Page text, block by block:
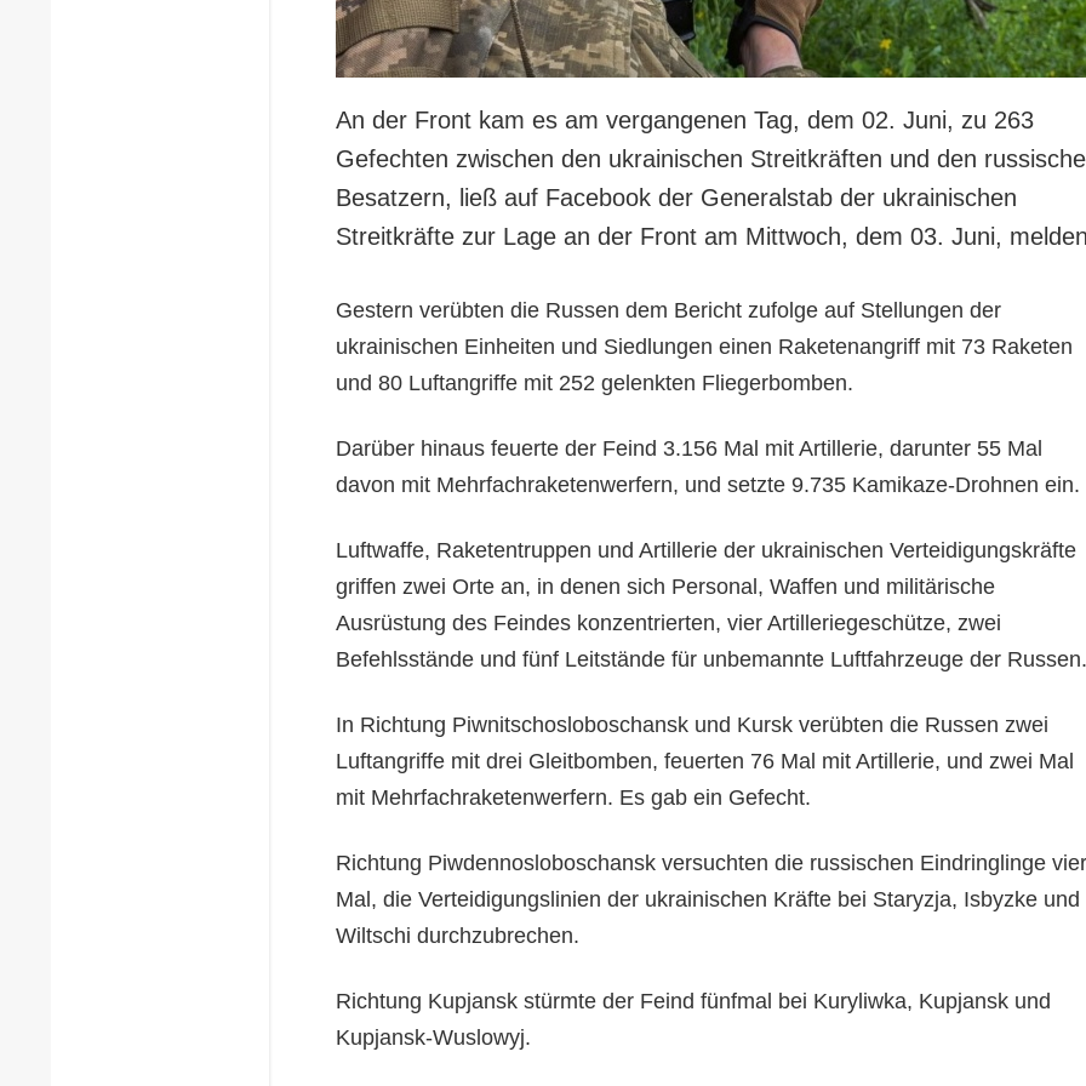
An der Front kam es am vergangenen Tag, dem 02. Juni, zu 263
Gefechten zwischen den ukrainischen Streitkräften und den
Besatzern, ließ auf Facebook der Generalstab der ukrainischen
Streitkräfte zur Lage an der Front am Mittwoch, dem 03. Juni,
Gestern verübten die Russen dem Bericht zufolge auf Stellungen der
ukrainischen Einheiten und Siedlungen einen Raketenangriff mit 73 Raketen
und 80 Luftangriffe mit 252 gelenkten Fliegerbomben.
Darüber hinaus feuerte der Feind 3.156 Mal mit Artillerie, darunter 55 Mal
davon mit Mehrfachraketenwerfern, und setzte 9.735 Kamikaze-Drohnen ein.
Luftwaffe, Raketentruppen und Artillerie der ukrainischen Verteidigungskräfte
griffen zwei Orte an, in denen sich Personal, Waffen und militärische
Ausrüstung des Feindes konzentrierten, vier Artilleriegeschütze, zwei
Befehlsstände und fünf Leitstände für unbemannte Luftfahrzeuge der Russen.
In Richtung Piwnitschosloboschansk und Kursk verübten die Russen zwei
Luftangriffe mit drei Gleitbomben, feuerten 76 Mal mit Artillerie, und zwei Mal
mit Mehrfachraketenwerfern. Es gab ein Gefecht.
Richtung Piwdennosloboschansk versuchten die russischen Eindringlinge vier
Mal, die Verteidigungslinien der ukrainischen Kräfte bei Staryzja, Isbyzke und
Wiltschi durchzubrechen.
Richtung Kupjansk stürmte der Feind fünfmal bei Kuryliwka, Kupjansk und
Kupjansk-Wuslowyj.